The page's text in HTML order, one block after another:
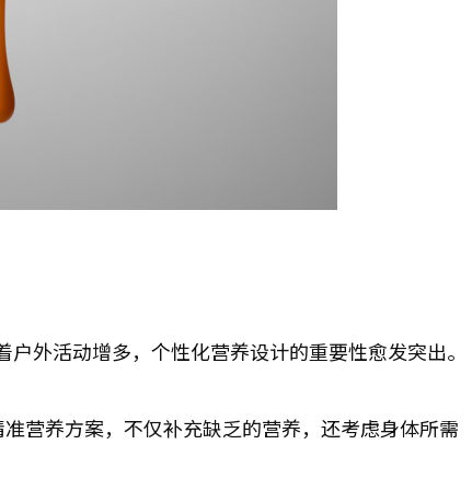
外活动增多，个性化营养设计的重要性愈发突出。
营养方案，不仅补充缺乏的营养，还考虑身体所需